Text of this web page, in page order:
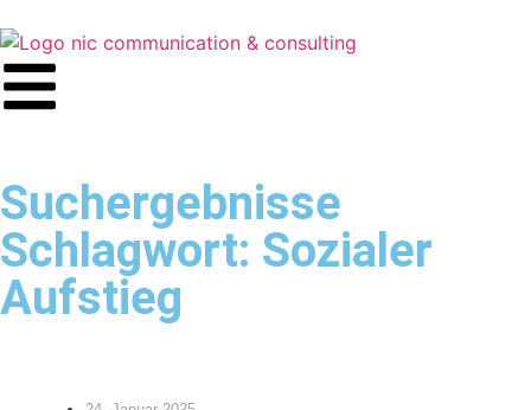
Suchergebnisse
Schlagwort: Sozialer
Aufstieg